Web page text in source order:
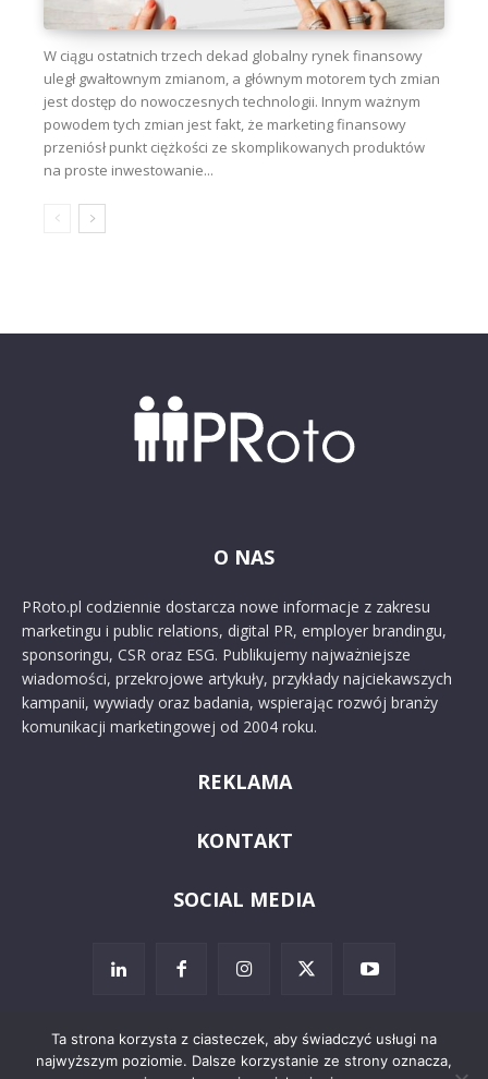
W ciągu ostatnich trzech dekad globalny rynek finansowy
uległ gwałtownym zmianom, a głównym motorem tych zmian
jest dostęp do nowoczesnych technologii. Innym ważnym
powodem tych zmian jest fakt, że marketing finansowy
przeniósł punkt ciężkości ze skomplikowanych produktów
na proste inwestowanie...
O NAS
PRoto.pl codziennie dostarcza nowe informacje z zakresu
marketingu i public relations, digital PR, employer brandingu,
sponsoringu, CSR oraz ESG. Publikujemy najważniejsze
wiadomości, przekrojowe artykuły, przykłady najciekawszych
kampanii, wywiady oraz badania, wspierając rozwój branży
komunikacji marketingowej od 2004 roku.
REKLAMA
KONTAKT
SOCIAL MEDIA
Ta strona korzysta z ciasteczek, aby świadczyć usługi na
najwyższym poziomie. Dalsze korzystanie ze strony oznacza,